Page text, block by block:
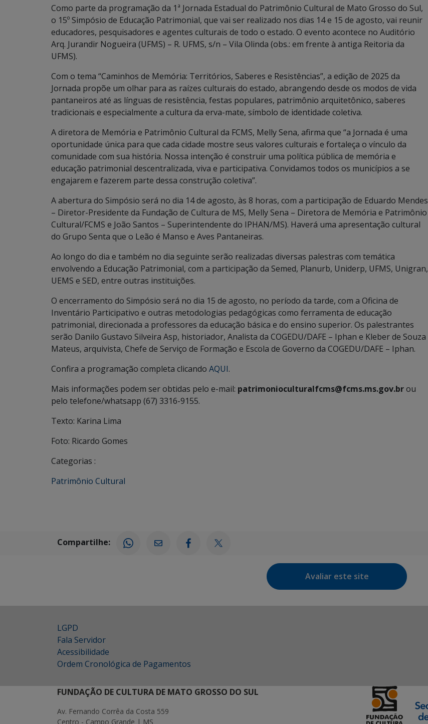
Como parte da programação da 1ª Jornada Estadual do Patrimônio Cultural de Mato Grosso do Sul,
o 15º Simpósio de Educação Patrimonial, que vai ser realizado nos dias 14 e 15 de agosto, vai reunir
educadores, pesquisadores e agentes culturais de todo o estado. O evento acontece no Auditório
Arq. Jurandir Nogueira (UFMS) – R. UFMS, s/n – Vila Olinda (obs.: em frente à antiga Reitoria da
UFMS).
Com o tema “Caminhos de Memória: Territórios, Saberes e Resistências”, a edição de 2025 da
Jornada propõe um olhar para as raízes culturais do estado, abrangendo desde os modos de vida
pantaneiros até as línguas de resistência, festas populares, patrimônio arquitetônico, saberes
tradicionais e especialmente a cultura da erva-mate, símbolo de identidade coletiva.
A diretora de Memória e Patrimônio Cultural da FCMS, Melly Sena, afirma que “a Jornada é uma
oportunidade única para que cada cidade mostre seus valores culturais e fortaleça o vínculo da
comunidade com sua história. Nossa intenção é construir uma política pública de memória e
educação patrimonial descentralizada, viva e participativa. Convidamos todos os municípios a se
engajarem e fazerem parte dessa construção coletiva”.
A abertura do Simpósio será no dia 14 de agosto, às 8 horas, com a participação de Eduardo Mendes
– Diretor-Presidente da Fundação de Cultura de MS, Melly Sena – Diretora de Memória e Patrimônio
Cultural/FCMS e João Santos – Superintendente do IPHAN/MS). Haverá uma apresentação cultural
do Grupo Senta que o Leão é Manso e Aves Pantaneiras.
Ao longo do dia e também no dia seguinte serão realizadas diversas palestras com temática
envolvendo a Educação Patrimonial, com a participação da Semed, Planurb, Uniderp, UFMS, Unigran,
UEMS e SED, entre outras instituições.
O encerramento do Simpósio será no dia 15 de agosto, no período da tarde, com a Oficina de
Inventário Participativo e outras metodologias pedagógicas como ferramenta de educação
patrimonial, direcionada a professores da educação básica e do ensino superior. Os palestrantes
serão Danilo Gustavo Silveira Asp, historiador, Analista da COGEDU/DAFE – Iphan e Kleber de Souza
Mateus, arquivista, Chefe de Serviço de Formação e Escola de Governo da COGEDU/DAFE – Iphan.
Confira a programação completa clicando AQUI.
Mais informações podem ser obtidas pelo e-mail: patrimonioculturalfcms@fcms.ms.gov.brou
pelo telefone/whatsapp (67) 3316-9155.
Texto: Karina Lima
Foto: Ricardo Gomes
Categorias :
Patrimônio Cultural
Compartilhe:
Avaliar este site
LGPD
Fala Servidor
Acessibilidade
Ordem Cronológica de Pagamentos
FUNDAÇÃO DE CULTURA DE MATO GROSSO DO SUL
Av. Fernando Corrêa da Costa 559
Centro - Campo Grande | MS